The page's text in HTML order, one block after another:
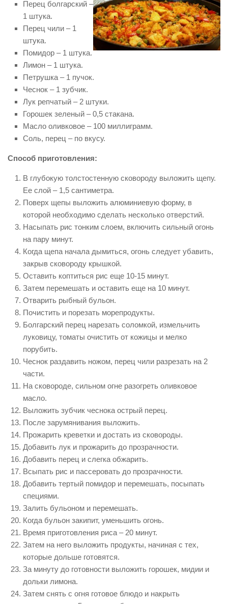
Перец болгарский –
1 штука.
Перец чили – 1
штука.
Помидор – 1 штука.
Лимон – 1 штука.
Петрушка – 1 пучок.
Чеснок – 1 зубчик.
Лук репчатый – 2 штуки.
Горошек зеленый – 0,5 стакана.
Масло оливковое – 100 миллиграмм.
Соль, перец – по вкусу.
Способ приготовления:
В глубокую толстостенную сковороду выложить щепу.
Ее слой – 1,5 сантиметра.
Поверх щепы выложить алюминиевую форму, в
которой необходимо сделать несколько отверстий.
Насыпать рис тонким слоем, включить сильный огонь
на пару минут.
Когда щепа начала дымиться, огонь следует убавить,
закрыв сковороду крышкой.
Оставить коптиться рис еще 10-15 минут.
Затем перемешать и оставить еще на 10 минут.
Отварить рыбный бульон.
Почистить и порезать морепродукты.
Болгарский перец нарезать соломкой, измельчить
луковицу, томаты очистить от кожицы и мелко
порубить.
Чеснок раздавить ножом, перец чили разрезать на 2
части.
На сковороде, сильном огне разогреть оливковое
масло.
Выложить зубчик чеснока острый перец.
После зарумянивания выложить.
Прожарить креветки и достать из сковороды.
Добавить лук и прожарить до прозрачности.
Добавить перец и слегка обжарить.
Всыпать рис и пассеровать до прозрачности.
Добавить тертый помидор и перемешать, посыпать
специями.
Залить бульоном и перемешать.
Когда бульон закипит, уменьшить огонь.
Время приготовления риса – 20 минут.
Затем на него выложить продукты, начиная с тех,
которые дольше готовятся.
За минуту до готовности выложить горошек, мидии и
дольки лимона.
Затем снять с огня готовое блюдо и накрыть